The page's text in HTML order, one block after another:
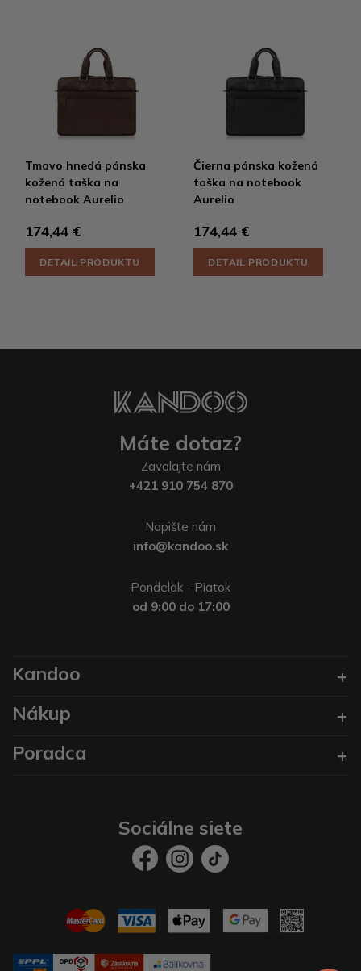
Tmavo hnedá pánska
kožená taška na
notebook Aurelio
174,44 €
DETAIL PRODUKTU
Čierna pánska kožená
taška na notebook
Aurelio
174,44 €
DETAIL PRODUKTU
Máte dotaz?
Zavolajte nám
+421 910 754 870
Napište nám
info@kandoo.sk
Pondelok - Piatok
od 9:00 do 17:00
Kandoo
Nákup
Poradca
Sociálne siete